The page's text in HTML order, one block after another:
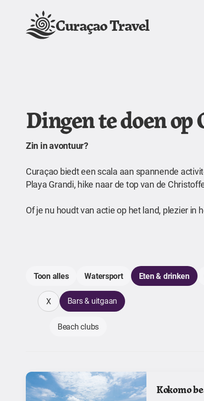
Curaçao Travel
Dingen te doen op
Zin in avontuur?
Curaçao biedt een scala aan spannende
Playa Grandi, hike naar de top van de
Of je nu houdt van actie op het land, plezier
Toon alles Watersport Eten & drinken
X Bars & uitgaan
Beach clubs
Kokomo